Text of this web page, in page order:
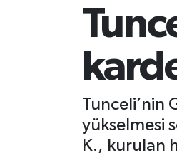
Tunceli’nin
yükselmesi
K., kurulan
Ekonomi
Gündem
Kim Kimdir Nereli
Resmi İlanlar
Tüm Manşetler
Son Dakika Haberleri